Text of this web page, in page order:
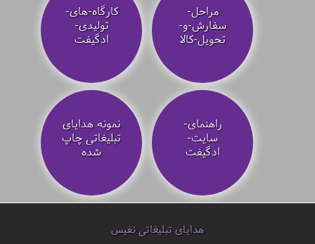
مراحل-
سفارش-و-
تحویل-کالا
کارگاه-های-
تولیدی-
ادگیفت
راهنمای-
سایت-
ادگیفت
نمونه هدایای
تبلیغاتی چاپ
شده
هدایای تبلیغاتی نفیس